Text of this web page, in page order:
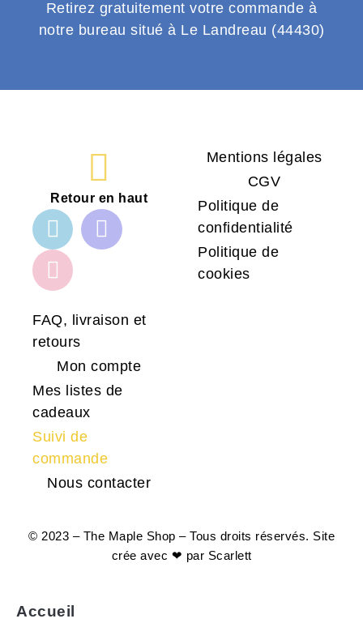
Retirez gratuitement votre commande à
notre bureau situé à Le Landreau (44430)
FAQ, livraison et
retours
Mon compte
Mes listes de
cadeaux
Suivi de
commande
Nous contacter
Mentions légales
CGV
Politique de
confidentialité
Politique de
cookies
Retour en haut
© 2023 – The Maple Shop – Tous droits réservés. Site
crée avec ❤ par Scarlett
Accueil